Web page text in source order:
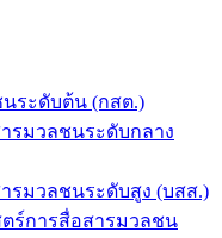
ระดับต้น (กสต.)
รมวลชนระดับกลาง
รมวลชนระดับสูง (บสส.)
ร์การสื่อสารมวลชน